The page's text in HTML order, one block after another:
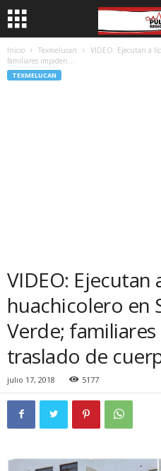
Inicio Texmelucan
VIDEO: Ejecutan a
familiares impiden...
TEXMELUCAN
VIDEO: Ejecutan
huachicolero en
Verde;
traslado de
julio 17, 2018 5177